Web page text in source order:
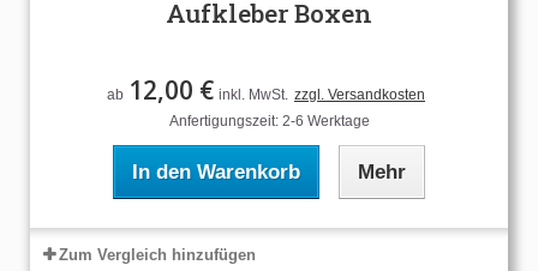
Aufkleber Boxen
ab 12,00 € inkl. MwSt. zzgl. Versandkosten
Anfertigungszeit: 2-6 Werktage
In den Warenkorb Mehr
Zum Vergleich hinzufügen